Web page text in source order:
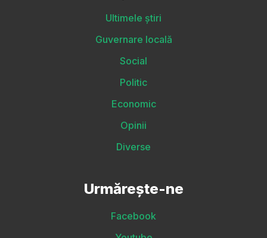
Ultimele știri
Guvernare locală
Social
Politic
Economic
Opinii
Diverse
Urmărește-ne
Facebook